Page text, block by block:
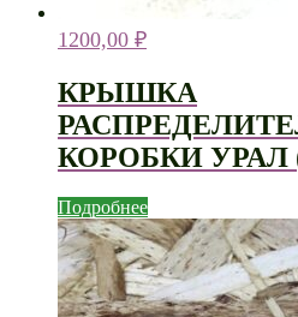
1200,00 ₽
КРЫШКА
КОРОБКИ УРАЛ
Подробнее